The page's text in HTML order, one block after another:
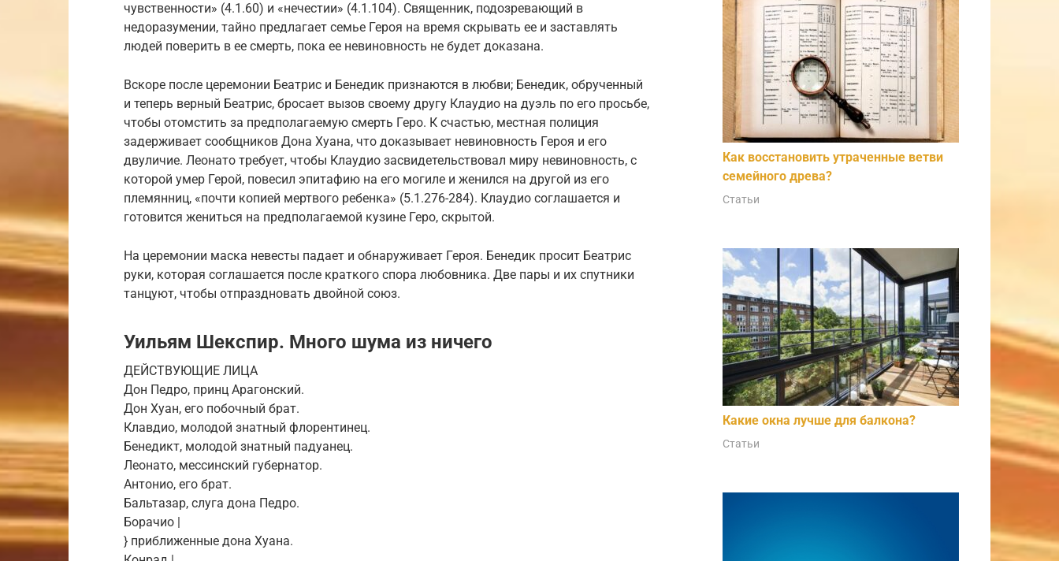
чувственности» (4.1.60) и «нечестии» (4.1.104). Священник, подозревающий в
недоразумении, тайно предлагает семье Героя на время скрывать ее и заставлять
людей поверить в ее смерть, пока ее невиновность не будет доказана.
Вскоре после церемонии Беатрис и Бенедик признаются в любви; Бенедик, обрученный
и теперь верный Беатрис, бросает вызов своему другу Клаудио на дуэль по его просьбе,
чтобы отомстить за предполагаемую смерть Геро. К счастью, местная полиция
задерживает сообщников Дона Хуана, что доказывает невиновность Героя и его
двуличие. Леонато требует, чтобы Клаудио засвидетельствовал миру невиновность, с
которой умер Герой, повесил эпитафию на его могиле и женился на другой из его
племянниц, «почти копией мертвого ребенка» (5.1.276-284). Клаудио соглашается и
готовится жениться на предполагаемой кузине Геро, скрытой.
На церемонии маска невесты падает и обнаруживает Героя. Бенедик просит Беатрис
руки, которая соглашается после краткого спора любовника. Две пары и их спутники
танцуют, чтобы отпраздновать двойной союз.
Уильям Шекспир. Много шума из ничего
ДЕЙСТВУЮЩИЕ ЛИЦА
Дон Педро, принц Арагонский.
Дон Хуан, его побочный брат.
Клавдио, молодой знатный флорентинец.
Бенедикт, молодой знатный падуанец.
Леонато, мессинский губернатор.
Антонио, его брат.
Бальтазар, слуга дона Педро.
Борачио |
} приближенные дона Хуана.
Как восстановить утраченные ветви
семейного древа?
Статьи
Какие окна лучше для балкона?
Статьи